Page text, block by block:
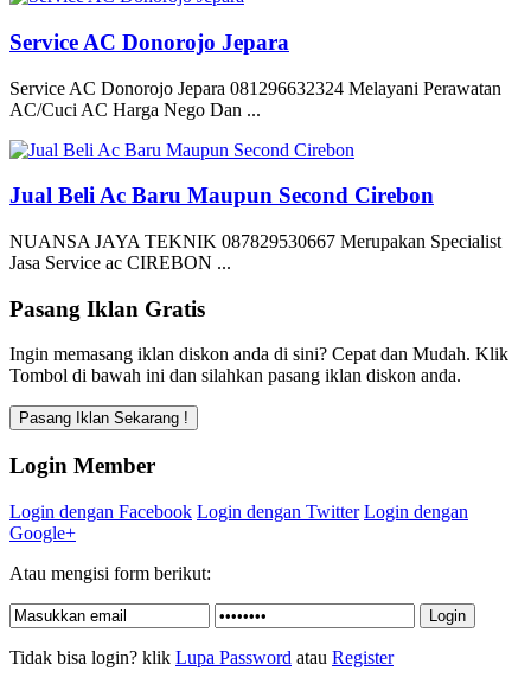
Service AC Donorojo Jepara
Service AC Donorojo Jepara 081296632324 Melayani Perawatan
AC/Cuci AC Harga Nego Dan ...
Jual Beli Ac Baru Maupun Second Cirebon
NUANSA JAYA TEKNIK 087829530667 Merupakan Specialist
Jasa Service ac CIREBON ...
Pasang Iklan Gratis
Ingin memasang iklan diskon anda di sini? Cepat dan Mudah. Klik
Tombol di bawah ini dan silahkan pasang iklan diskon anda.
Login Member
Login dengan Facebook Login dengan Twitter Login dengan
Google+
Atau mengisi form berikut:
Tidak bisa login? klik Lupa Password atau Register